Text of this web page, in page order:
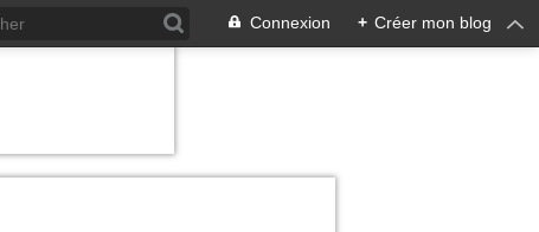
Connexion + Créer mon blog